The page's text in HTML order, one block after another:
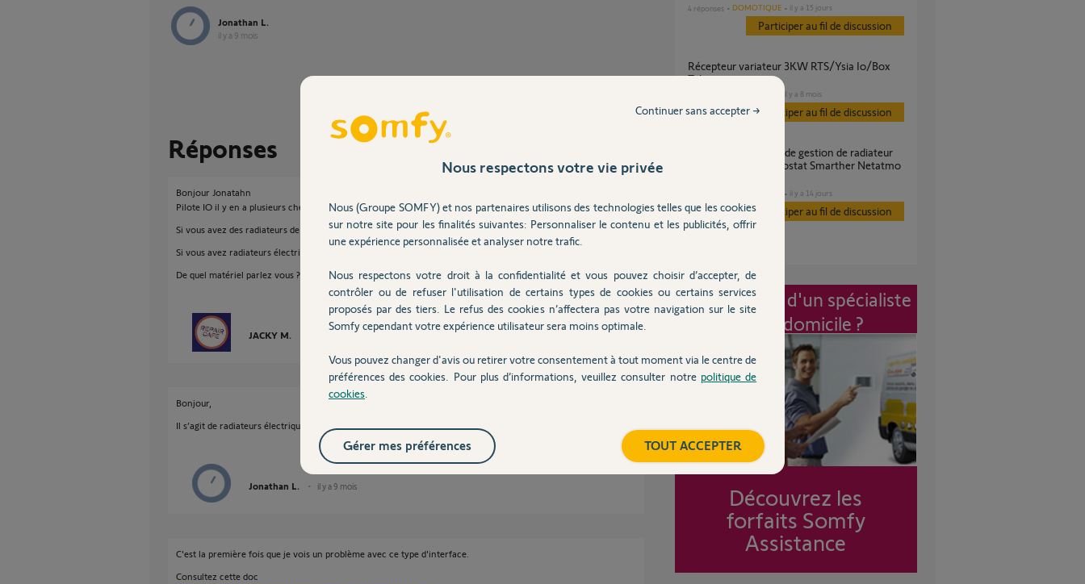
Jonathan L.
il y a 9 mois
Participer au fil de discussion
Réponses
Bonjour Jonatahn
Pilote IO il y en a plusieurs chez Somfy
Si vous avez des radiateurs de chauffage centrale vous avez des têtes thermostatiques IO
Si vous avez radiateurs électriques vous avez des modules fil pilote IO.
De quel matériel parlez vous ?
JACKY M.
Bonjour,
Il s’agit de radiateurs électriques avec des modules fil pilote IO.
Jonathan L. il y a 9 mois
C'est la première fois que je vois un problème avec ce type d'interface.
Consultez cette doc
4 réponses DOMOTIQUE il y a 15 jours
Participer au fil de discussion
Récepteur variateur 3KW RTS/Ysia Io/Box
Tahoma
il y a 8 mois
Participer au fil de discussion
électrique via thermostat Smarther Netatmo
il y a 14 jours
Participer au fil de discussion
Intervention d'un spécialiste
à mon domicile ?
Découvrez les
forfaits Somfy
Assistance
Nous respectons votre vie privée
Nous (Groupe SOMFY) et nos partenaires utilisons des technologies telles que les cookies
sur notre site pour les finalités suivantes: Personnaliser le contenu et les publicités, offrir
une expérience personnalisée et analyser notre trafic.
Nous respectons votre droit à la confidentialité et vous pouvez choisir d’accepter, de
contrôler ou de refuser l'utilisation de certains types de cookies ou certains services
proposés par des tiers. Le refus des cookies n’affectera pas votre navigation sur le site
Somfy cependant votre expérience utilisateur sera moins optimale.
Vous pouvez changer d'avis ou retirer votre consentement à tout moment via le centre de
préférences des cookies. Pour plus d’informations, veuillez consulter notre politique de
cookies
Continuer sans accepter →
TOUT ACCEPTER
Gérer mes préférences